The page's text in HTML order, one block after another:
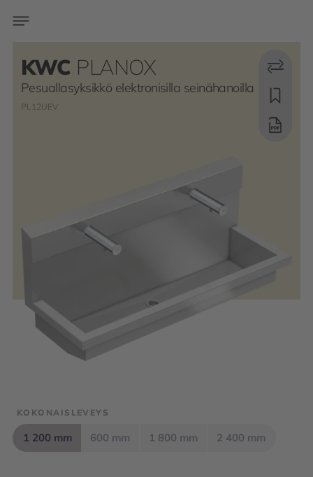
KWC PLANOX
Pesuallasyksikkö elektronisilla seinähanoilla
PL12UEV
KOKONAISLEVEYS
1 200 mm 600 mm 1 800 mm 2 400 mm